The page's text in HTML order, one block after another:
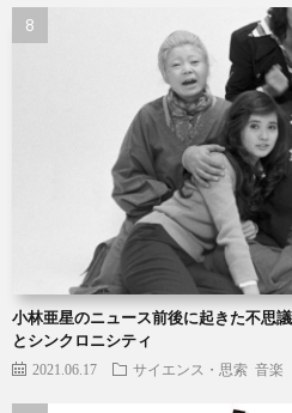
小林亜星のニュース前後に起きた不思
とシンクロニシティ
2021.06.17 サイエンス・思索 音楽